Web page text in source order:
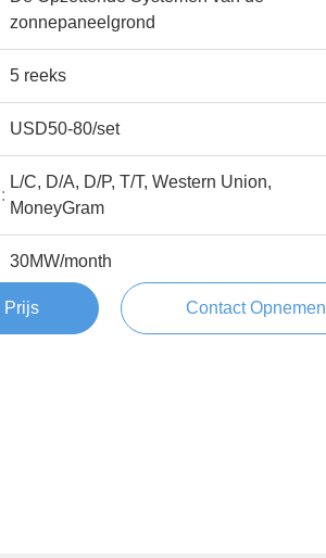
zonnepaneelgrond
5 reeks
USD50-80/set
L/C, D/A, D/P, T/T, Western Union,
MoneyGram
30MW/month
Prijs Contact Opnemen